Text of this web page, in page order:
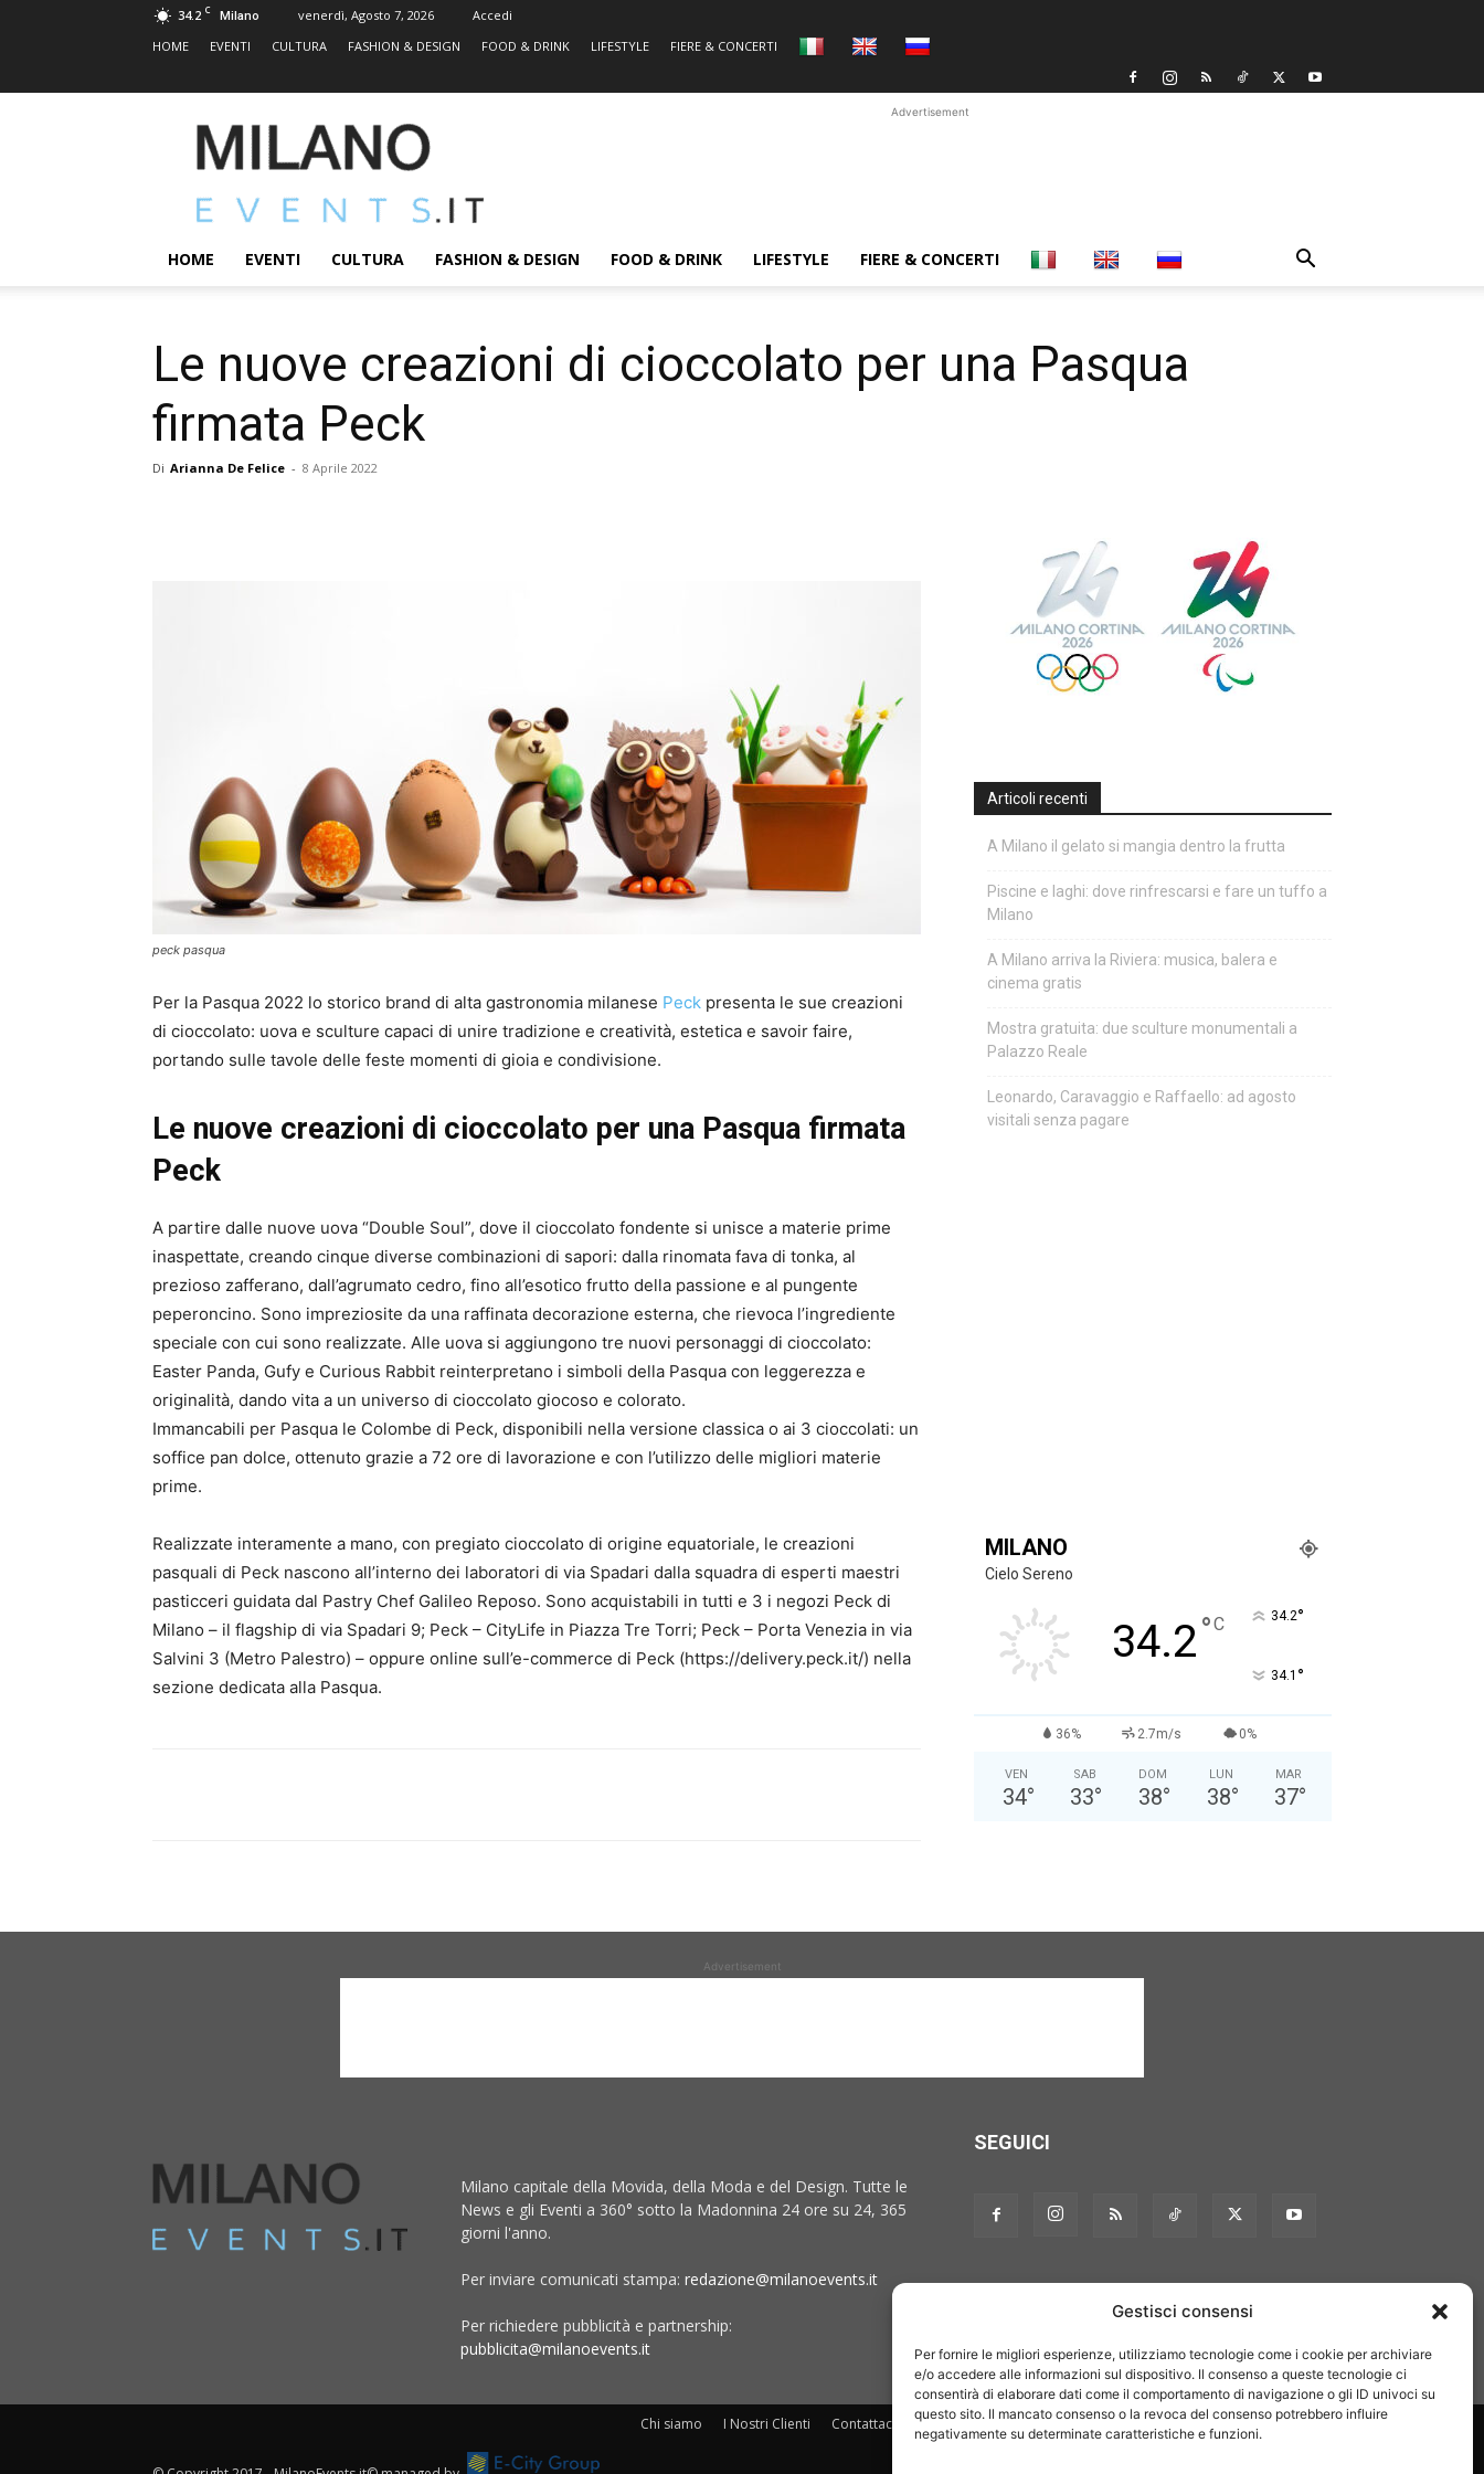
Gestisci consensi
Per fornire le migliori esperienze, utilizziamo tecnologie come i cookie per archiviare
e/o accedere alle informazioni sul dispositivo. Il consenso a queste tecnologie ci
consentirà di elaborare dati come il comportamento di navigazione o gli ID univoci su
questo sito. Il mancato consenso o la revoca del consenso potrebbero influire
negativamente su determinate caratteristiche e funzioni.
34.2 C Milano venerdì, Agosto 7, 2026
Accedi
HOME
EVENTI CULTURA FASHION & DESIGN FOOD & DRINK LIFESTYLE FIERE & CONCERTI
MILANOEVENTS.IT
|
2.0
ed
Eventi
Advertisement
HOME EVENTI CULTURA FASHION & DESIGN FOOD & DRINK LIFESTYLE FIERE & CONCERTI
Le nuove creazioni di cioccolato per una Pasqua
firmata Peck
Di Arianna De Felice - 8 Aprile 2022
peck pasqua
Per la Pasqua 2022 lo storico brand di alta gastronomia milanese Peck presenta le sue creazioni
di cioccolato: uova e sculture capaci di unire tradizione e creatività, estetica e savoir faire,
portando sulle tavole delle feste momenti di gioia e condivisione.
Le nuove creazioni di cioccolato per una Pasqua firmata
Peck
A partire dalle nuove uova “Double Soul”, dove il cioccolato fondente si unisce a materie prime
inaspettate, creando cinque diverse combinazioni di sapori: dalla rinomata fava di tonka, al
prezioso zafferano, dall’agrumato cedro, fino all’esotico frutto della passione e al pungente
peperoncino. Sono impreziosite da una raffinata decorazione esterna, che rievoca l’ingrediente
speciale con cui sono realizzate. Alle uova si aggiungono tre nuovi personaggi di cioccolato:
Easter Panda, Gufy e Curious Rabbit reinterpretano i simboli della Pasqua con leggerezza e
originalità, dando vita a un universo di cioccolato giocoso e colorato.
Immancabili per Pasqua le Colombe di Peck, disponibili nella versione classica o ai 3 cioccolati: un
soffice pan dolce, ottenuto grazie a 72 ore di lavorazione e con l’utilizzo delle migliori materie
prime.
Realizzate interamente a mano, con pregiato cioccolato di origine equatoriale, le creazioni
pasquali di Peck nascono all’interno dei laboratori di via Spadari dalla squadra di esperti maestri
pasticceri guidata dal Pastry Chef Galileo Reposo. Sono acquistabili in tutti e 3 i negozi Peck di
Milano – il flagship di via Spadari 9; Peck – CityLife in Piazza Tre Torri; Peck – Porta Venezia in via
Salvini 3 (Metro Palestro) – oppure online sull’e-commerce di Peck (https://delivery.peck.it/) nella
sezione dedicata alla Pasqua.
Articoli recenti
A Milano il gelato si mangia dentro la frutta
Piscine e laghi: dove rinfrescarsi e fare un tuffo a
Milano
A Milano arriva la Riviera: musica, balera e
cinema gratis
Mostra gratuita: due sculture monumentali a
Palazzo Reale
Leonardo, Caravaggio e Raffaello: ad agosto
visitali senza pagare
MILANO
Cielo Sereno
34.2°C 34.2°
34.1 °
36% 2.7m/s 0%
VEN
34°
SAB
33°
DOM
38°
LUN
38°
MAR
37°
Advertisement
Milano capitale della Movida, della Moda e del Design. Tutte le
News e gli Eventi a 360° sotto la Madonnina 24 ore su 24, 365
giorni l'anno.
Per inviare comunicati stampa: redazione@milanoevents.it
Per richiedere pubblicità e partnership:
pubblicita@milanoevents.it
SEGUICI
Chi siamo I Nostri Clienti Contattaci Collabora con noi Pubblicità Privacy policy Linee editoriali